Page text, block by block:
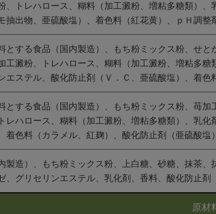
、トレハロース、糊料（加工澱粉、増粘多糖類）
抽出物、亜硫酸塩）、着色料（紅花黄）、ｐＨ調整
とする食品（国内製造）、もち粉ミックス粉、せ
工澱粉、トレハロース、糊料（加工澱粉、増粘多
エステル、酸化防止剤（Ｖ．Ｃ、亜硫酸塩）、着
とする食品（国内製造）、もち粉ミックス粉、苺
レハロース、糊料（加工澱粉、増粘多糖類）、乳
着色料（カラメル、紅麹）、酸化防止剤（亜硫酸
製造）、もち粉ミックス粉、上白糖、砂糖、抹茶
、グリセリンエステル、乳化剤、香料、酸化防止剤
原材